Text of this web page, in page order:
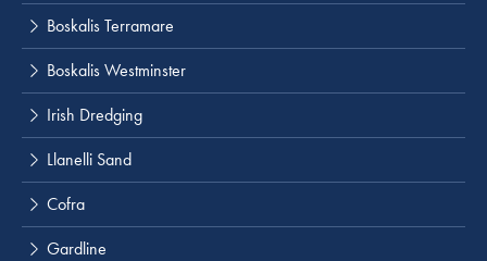
Boskalis Terramare
Boskalis Westminster
Irish Dredging
Llanelli Sand
Cofra
Gardline